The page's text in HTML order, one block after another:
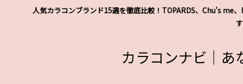
人気カラコンブランド15選を徹底比較！TOPARDS、Chu's me
カラコンナビ｜あ